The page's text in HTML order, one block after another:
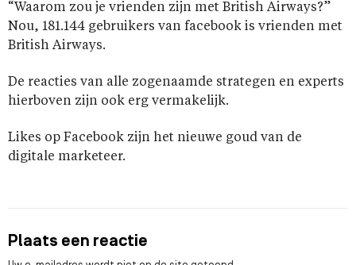
“Waarom zou je vrienden zijn met British Airways?”
Nou, 181.144 gebruikers van facebook is vrienden met
British Airways.
De reacties van alle zogenaamde strategen en experts
hierboven zijn ook erg vermakelijk.
Likes op Facebook zijn het nieuwe goud van de
digitale marketeer.
Plaats een reactie